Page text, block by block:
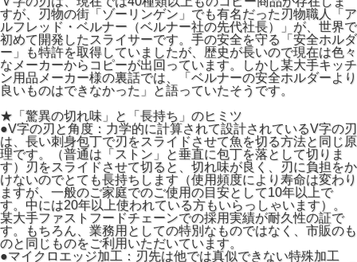
すが、刃物の街「ゾーリンゲン」でも有名だった刃物職人「ア
ルフレッド・ベルナー（ベルナー社の先代社長）」が、世界で
初めて開発したスライサーです。手の安全を守る「安全ホルダ
ー」も特許を取得していましたが、歴史が長いので現在は色々
なメーカーからコピーが出回っています。しかし某大手キッチ
ン用品メーカー様の裏話では、「ベルナーの安全ホルダーより
良いものはできなかった」と語っていたそうです。
★「驚異の切れ味」と「長持ち」のヒミツ
●V字の刃と角度：力学的に計算されて設計されているV字の刃
は、長い刺身包丁で刃をスライドさせて魚を切る方法と同じ原
理です。（普通は「ストン」と垂直に包丁を落として切りま
す）刃をスライドさせて切ると、切れ味が良く、刃に負担をか
けないのでとても長持ちします（使用頻度により寿命は変わり
ますが、一般のご家庭でのご使用の目安として10年以上で
す。中には20年以上使われている方もいらっしゃいます）。
某大手ファストフードチェーンでの採用実績が耐久性の証で
す。もちろん、業務用としての特別なものではなく、市販のも
のと同じものをご利用いただいています。
●マイクロエッジ加工：刃先は他では真似できない特殊加工